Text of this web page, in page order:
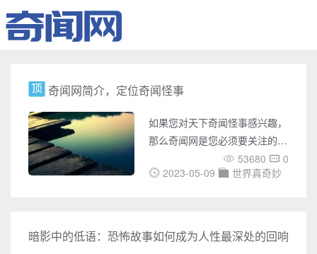
奇闻网简介，定位奇闻怪事
如果您对天下奇闻怪事感兴趣，
那么奇闻网是您必须要关注的网
站。奇闻网是一个专门介绍世界
各地奇闻怪事的网站，它涵盖了
奇闻、恐怖故事、考古发现、宇
宙奥秘、吉尼斯记录等多个方
53680
0
2023-05-09
世界真奇妙
暗影中的低语：恐怖故事如何成为人性最深处的回响